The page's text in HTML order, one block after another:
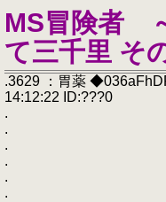
MS冒険者
て三千里 そ
.3629 ：胃薬
14:12:22 ID:???0
.
.
.
.
.
.